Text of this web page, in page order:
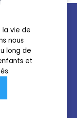
la vie de
nous
long de
et